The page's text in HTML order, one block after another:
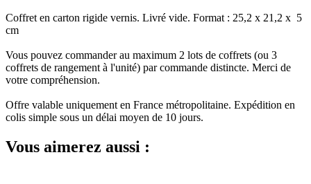
Coffret en carton rigide vernis. Livré vide. Format : 25,2 x 21,2 x 5
cm
Vous pouvez commander au maximum 2 lots de coffrets (ou 3
coffrets de rangement à l'unité) par commande distincte. Merci de
votre compréhension.
Offre valable uniquement en France métropolitaine. Expédition en
colis simple sous un délai moyen de 10 jours.
Vous aimerez aussi :